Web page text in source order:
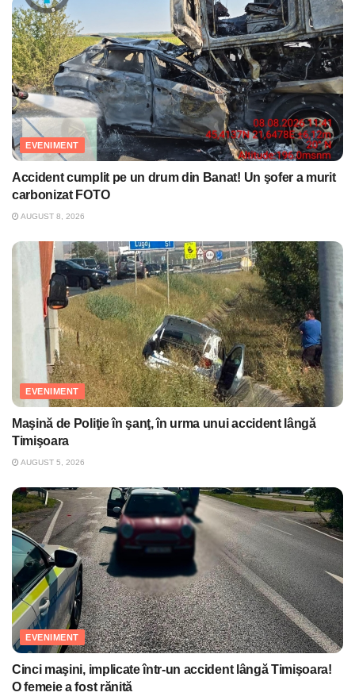
EVENIMENT
Accident cumplit pe un drum din Banat! Un şofer a murit
carbonizat FOTO
AUGUST 8, 2026
EVENIMENT
Maşină de Poliţie în şanţ, în urma unui accident lângă
Timişoara
AUGUST 5, 2026
EVENIMENT
Cinci maşini, implicate într-un accident lângă Timişoara!
O femeie a fost rănită